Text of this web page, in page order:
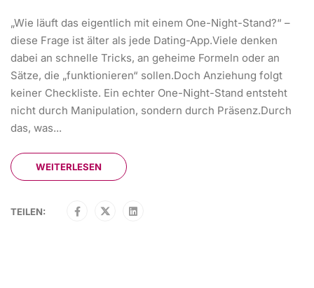
„Wie läuft das eigentlich mit einem One-Night-Stand?“ –
diese Frage ist älter als jede Dating-App.Viele denken
dabei an schnelle Tricks, an geheime Formeln oder an
Sätze, die „funktionieren“ sollen.Doch Anziehung folgt
keiner Checkliste. Ein echter One-Night-Stand entsteht
nicht durch Manipulation, sondern durch Präsenz.Durch
das, was...
WEITERLESEN
TEILEN: